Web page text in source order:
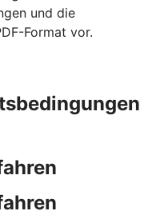
und die
Format vor.